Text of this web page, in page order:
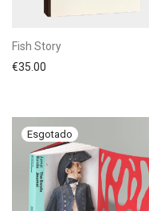
Fish Story
€35.00